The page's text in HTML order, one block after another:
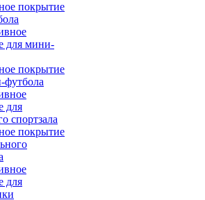
покрытие
покрытие
футбола
покрытие